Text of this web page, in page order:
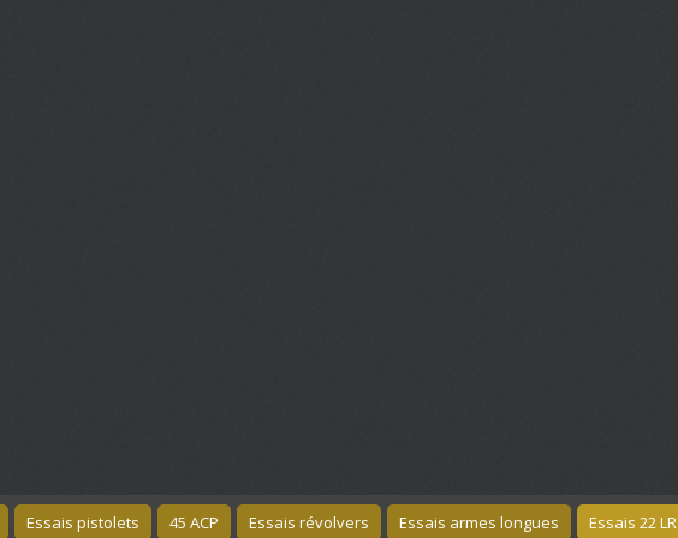
Essais pistolets 45 ACP Essais révolvers Essais armes longues Essais 22 LR